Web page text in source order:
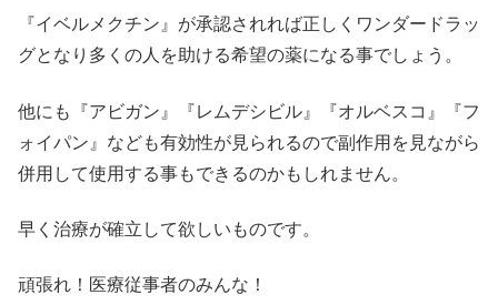
『イベルメクチン』が承認されれば正しくワンダードラッ
グとなり多くの人を助ける希望の薬になる事でしょう。
他にも『アビガン』『レムデシビル』『オルベスコ』『フ
ォイパン』なども有効性が見られるので副作用を見ながら
併用して使用する事もできるのかもしれません。
早く治療が確立して欲しいものです。
頑張れ！医療従事者のみんな！